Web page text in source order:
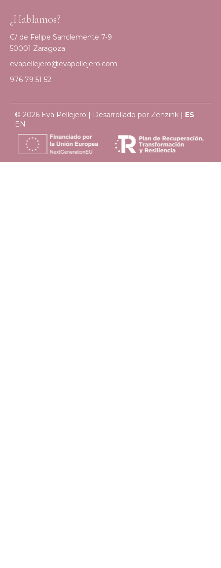
¿Hablamos?
C/ de Felipe Sanclemente 7-9
50001 Zaragoza
evapellejero@evapellejero.com
976 79 51 52
© 2026 Eva Pellejero | Desarrollado por Zenzink | ES
EN